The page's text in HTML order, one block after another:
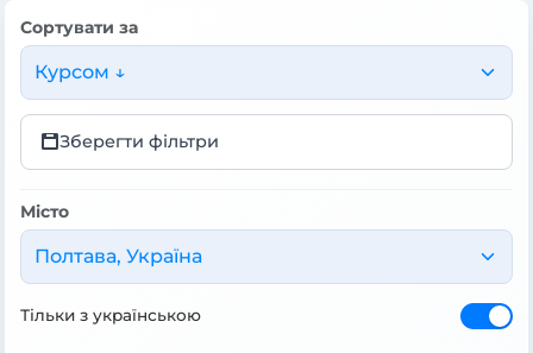
Сортувати за
Курсом ↓
Зберегти фільтри
Місто
Полтава, Україна
Тільки з українською